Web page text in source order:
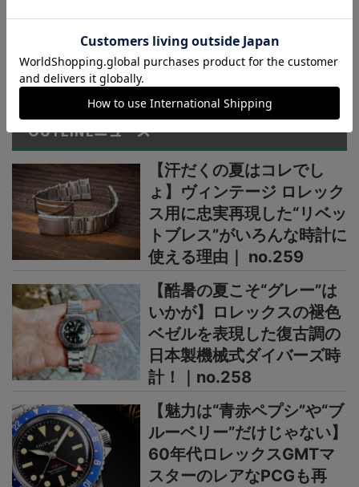
ル×カーボン”仕様】“G-
STEEL”シリーズからウレタ
ンベルト仕様の新機軸
＞＞＞もっと見る
OUTLINEニュース
【汗だくの夏はコレでし
ょ】ヴィンテージ ロレック
ス用に忠実再現した“リベッ
トブレス”がいろんな時計に
使える理由｜ no.259
【酷暑の夏こそ“グレー”は
いかが】ロレックスの褪色
ベゼルを表現した復古調の
日本製機械式ダイバーズ時
計！｜no.258
【魅力は“青赤ペプシ”や“ブ
ルーベリー”だけじゃない】
60年代ロレックスGMTマ
スターのレアなPCGも再